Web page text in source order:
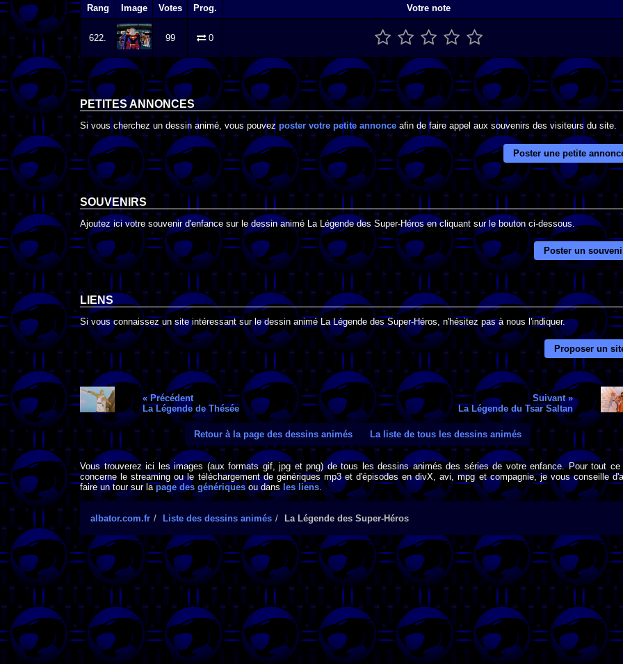
Rang Image Votes Prog. Votre note
622. 99 0
PETITES ANNONCES
Si vous cherchez un dessin animé, vous pouvez poster votre petite annonce afin de faire appel aux souvenirs des visiteurs du site.
Poster une petite
SOUVENIRS
Ajoutez ici votre souvenir d'enfance sur le dessin animé La Légende des Super-Héros en cliquant sur le bouton ci-dessous.
Poster un
LIENS
Si vous connaissez un site intéressant sur le dessin animé La Légende des Super-Héros, n'hésitez pas à nous l'indiquer.
Proposer un
« Précédent
La Légende de Thésée
Suivant »
La Légende du Tsar Saltan
Retour à la page des dessins animés La liste de tous les dessins animés
Vous trouverez ici les images (aux formats gif, jpg et png) de tous les dessins animés des séries de votre enfance. Pour tout ce
concerne le streaming ou le téléchargement de génériques mp3 et d'épisodes en divX, avi, mpg et compagnie, je vous conseille
faire un tour sur lapage des génériquesou dansles liens.
albator.com.fr Liste des dessins animés La Légende des Super-Héros